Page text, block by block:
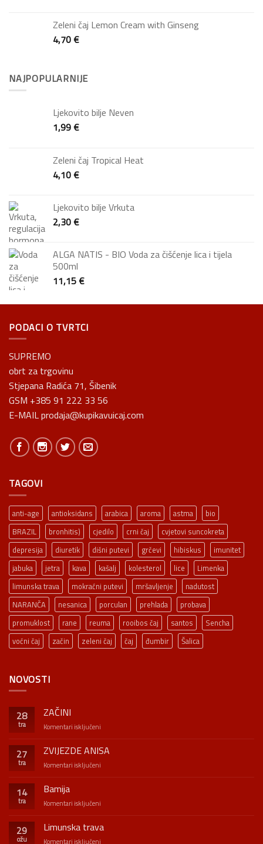
Zeleni čaj Lemon Cream with Ginseng
4,70€
NAJPOPULARNIJE
Ljekovito bilje Neven
1,99€
Zeleni čaj Tropical Heat
4,10€
Ljekovito bilje Vrkuta
2,30€
ALGA NATIS - BIO Voda za čišćenje lica i tijela
500ml
11,15€
PODACI O TVRTCI
SUPREMO
obrt za trgovinu
Stjepana Radića 71, Šibenik
GSM +385 91 222 33 56
E-MAIL prodaja@kupikavuicaj.com
TAGOVI
anti-age antioksidans arabica aroma astma
bio
BRAZIL
bronhitis) cjedilo crni čaj
cvjetovi suncokreta
depresija
diuretik dišni putevi grčevi hibiskus
imunitet
jabuka
jetra kava kašalj kolesterol lice
Limenka
limunska trava
mokraćni putevi mršavljenje
nadutost
NARANČA
nesanica porculan prehlada
probava
promuklost
rane reuma rooibos čaj santos
Sencha
voćni čaj
začin zeleni čaj čaj đumbir Šalica
NOVOSTI
28
tra
ZAČINI
Komentari isključeni
27
tra
ZVIJEZDE ANISA
Komentari isključeni
14
tra
Bamija
Komentari isključeni
29
ožu
Limunska trava
Komentari isključeni